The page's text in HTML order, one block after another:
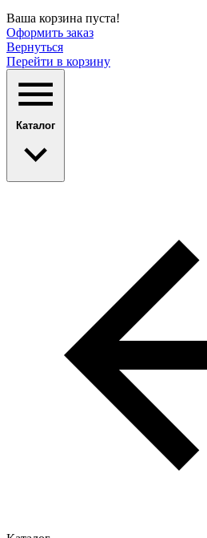
Ваша корзина пуста!
Оформить заказ
Вернуться
Перейти в корзину
Каталог